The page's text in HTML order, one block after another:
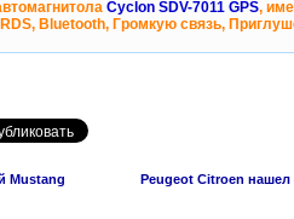
Cyclon SDV-7011 GPS,
Bluetooth, Громкую связь,
Mustang
Peugeot Citroen нашел